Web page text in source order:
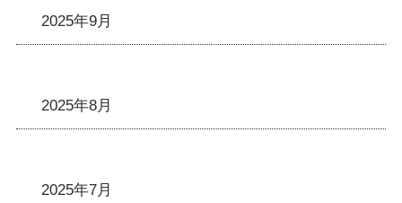
2025年9月
2025年8月
2025年7月